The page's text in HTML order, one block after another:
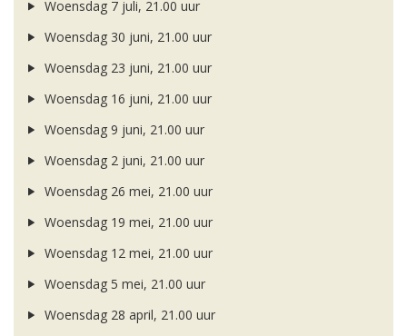
Woensdag 7 juli, 21.00 uur
Woensdag 30 juni, 21.00 uur
Woensdag 23 juni, 21.00 uur
Woensdag 16 juni, 21.00 uur
Woensdag 9 juni, 21.00 uur
Woensdag 2 juni, 21.00 uur
Woensdag 26 mei, 21.00 uur
Woensdag 19 mei, 21.00 uur
Woensdag 12 mei, 21.00 uur
Woensdag 5 mei, 21.00 uur
Woensdag 28 april, 21.00 uur